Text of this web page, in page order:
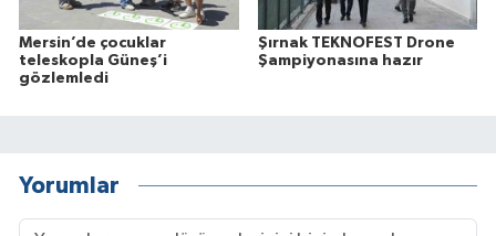
Mersin’de çocuklar
teleskopla Güneş’i
gözlemledi
Şırnak TEKNOFEST Drone
Şampiyonasına hazır
Yorumlar